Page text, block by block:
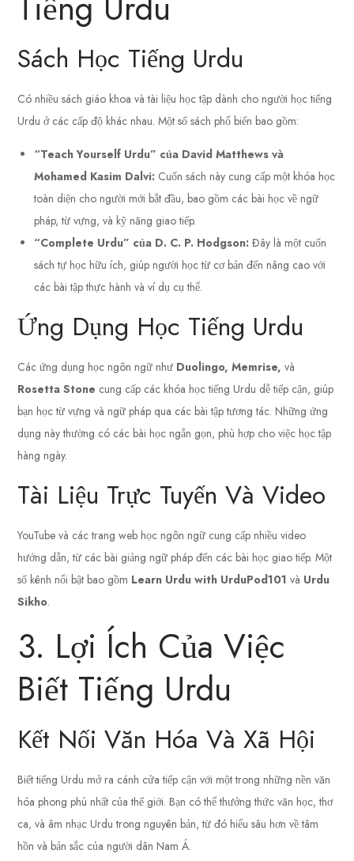
Sách Học Tiếng Urdu
Có nhiều sách giáo khoa và tài liệu học tập dành cho người học tiếng
Urdu ở các cấp độ khác nhau. Một số sách phổ biến bao gồm:
“Teach Yourself Urdu” của David Matthews và
Mohamed Kasim Dalvi: Cuốn sách này cung cấp một khóa học
toàn diện cho người mới bắt đầu, bao gồm các bài học về ngữ
pháp, từ vựng, và kỹ năng giao tiếp.
“Complete Urdu” của D. C. P. Hodgson: Đây là một cuốn
sách tự học hữu ích, giúp người học từ cơ bản đến nâng cao với
các bài tập thực hành và ví dụ cụ thể.
Ứng Dụng Học Tiếng Urdu
Các ứng dụng học ngôn ngữ như Duolingo, Memrise, và
Rosetta Stone cung cấp các khóa học tiếng Urdu dễ tiếp cận, giúp
bạn học từ vựng và ngữ pháp qua các bài tập tương tác. Những ứng
dụng này thường có các bài học ngắn gọn, phù hợp cho việc học tập
hàng ngày.
Tài Liệu Trực Tuyến Và Video
YouTube và các trang web học ngôn ngữ cung cấp nhiều video
hướng dẫn, từ các bài giảng ngữ pháp đến các bài học giao tiếp. Một
số kênh nổi bật bao gồm Learn Urdu with UrduPod101 và Urdu
Sikho.
3. Lợi Ích Của Việc
Biết Tiếng Urdu
Kết Nối Văn Hóa Và Xã Hội
Biết tiếng Urdu mở ra cánh cửa tiếp cận với một trong những nền văn
hóa phong phú nhất của thế giới. Bạn có thể thưởng thức văn học, thơ
ca, và âm nhạc Urdu trong nguyên bản, từ đó hiểu sâu hơn về tâm
hồn và bản sắc của người dân Nam Á.